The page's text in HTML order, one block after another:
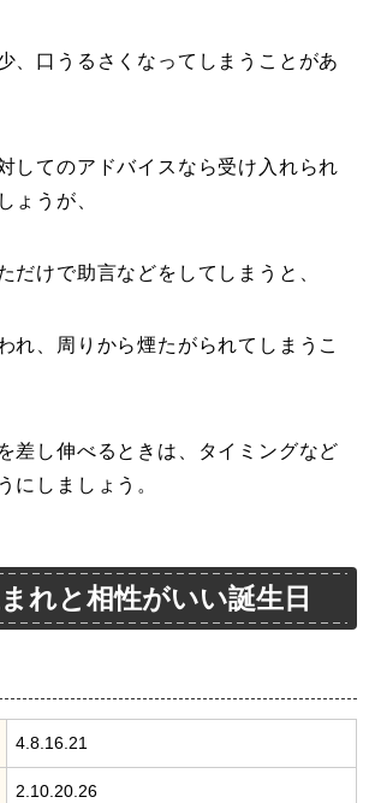
、口うるさくなってしまうことがあ
してのアドバイスなら受け入れられ
ょうが、
だけで助言などをしてしまうと、
れ、周りから煙たがられてしまうこ
差し伸べるときは、タイミングなど
にしましょう。
れと相性がいい誕生日
4.8.16.21
2.10.20.26